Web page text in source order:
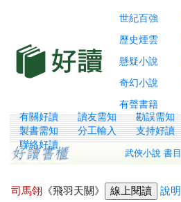
世紀百強
歷史煙雲
懸疑小說
奇幻小說
有聲書籍
有關好讀 讀友需知
勘誤需知
製書需知
分工輸入
支持好讀
聯絡好讀
武俠小說 書目
司馬翎 《飛羽天關》 說明